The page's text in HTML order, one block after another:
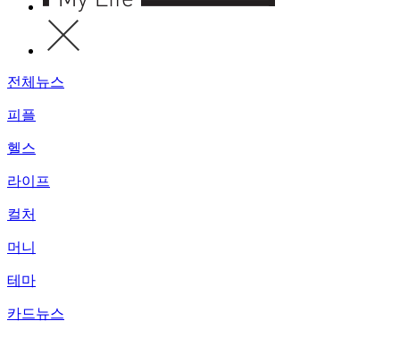
전체뉴스
피플
헬스
라이프
컬처
머니
테마
카드뉴스